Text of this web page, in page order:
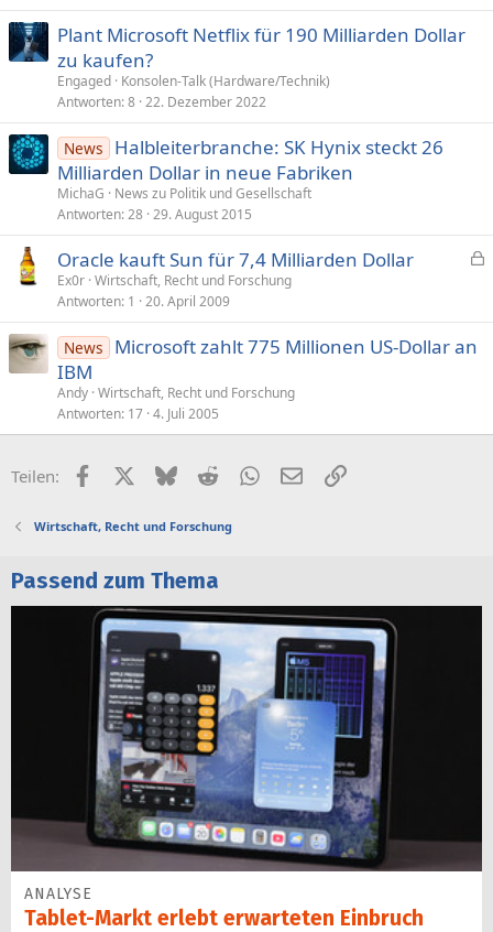
Plant Microsoft Netflix für 190 Milliarden Dollar
zu kaufen?
Engaged Konsolen-Talk (Hardware/Technik)
Antworten 8 22. Dezember 2022
News
Halbleiterbranche: SK Hynix steckt 26
Milliarden Dollar in neue Fabriken
MichaG
News zu Politik und Gesellschaft
Antworten 28 29. August 2015
p
Oracle kauft Sun für 7,4 Milliarden Dollar
Ex0r Wirtschaft, Recht und Forschung
Antworten 1 20. April 2009
News
Microsoft zahlt 775 Millionen US-Dollar an
IBM
Andy Wirtschaft, Recht und Forschung
Antworten 17 4. Juli 2005
Teilen: FacebookX (Twitter)
BlueskyRedditWhatsApp
E-MailLink
Wirtschaft, Recht und Forschung
Passend zum Thema
ANALYSE
Tablet-Markt erlebt erwarteten Einbruch